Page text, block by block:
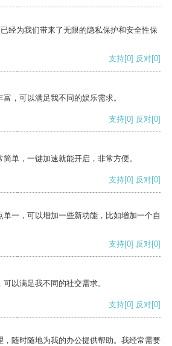
经为我们带来了无限的隐私保护和安全性保
支持[0] 反对[0]
，可以满足我不同的娱乐需求。
支持[0] 反对[0]
单，一键加速就能开启，非常方便。
支持[0] 反对[0]
一，可以增加一些新功能，比如增加一个自
支持[0] 反对[0]
以满足我不同的社交需求。
支持[0] 反对[0]
，随时随地为我的办公提供帮助。我经常需要